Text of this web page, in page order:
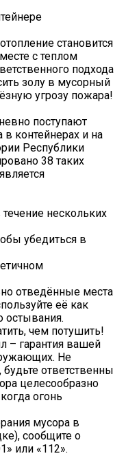
становится
с теплом
подхода
золу в мусорный
угрозу пожара!
поступают
контейнерах и на
Республики
38 таких
нескольких
убедиться в
отведённые места
её как
остывания.
чем потушить!
– гарантия вашей
Не
будьте ответственны
целесообразно
огонь
мусора в
сообщите о
или «112».